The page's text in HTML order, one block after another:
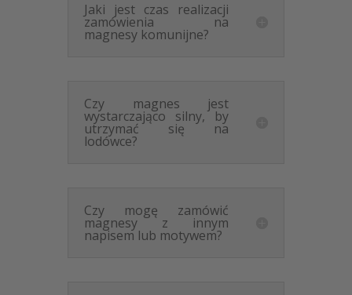
podziękować bliskim w dobrym stylu.
Kod produktu: Personalizowany Magnes na Komunię
Jaki jest czas realizacji
zamówienia na
magnesy komunijne?
Czy magnes jest
wystarczająco silny, by
utrzymać się na
lodówce?
Czy mogę zamówić
magnesy z innym
napisem lub motywem?